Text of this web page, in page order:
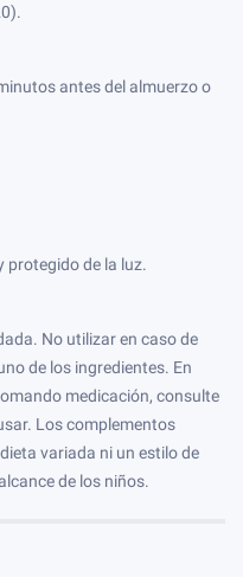
antes del almuerzo o
protegido de la luz.
No utilizar en caso de
de los ingredientes. En
medicación, consulte
Los complementos
variada ni un estilo de
de los niños.